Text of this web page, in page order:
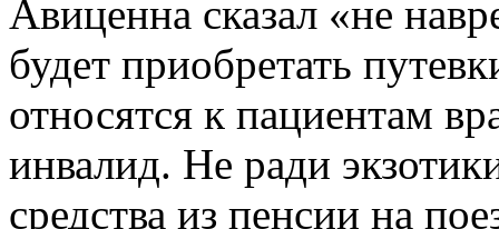
Авиценна сказал «не
будет приобретать
относятся к пациентам
инвалид. Не ради
средства из пенсии на